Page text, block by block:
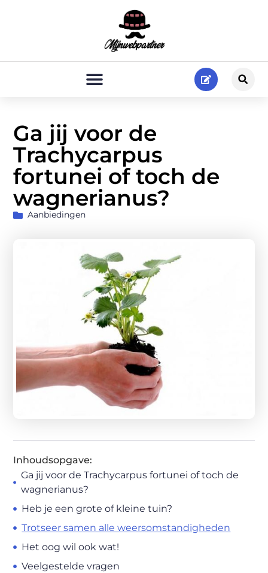
Ga jij voor de
Trachycarpus
fortunei of toch de
wagnerianus?
Aanbiedingen
Inhoudsopgave:
Ga jij voor de Trachycarpus fortunei of toch de
wagnerianus?
Heb je een grote of kleine tuin?
Trotseer samen alle weersomstandigheden
Het oog wil ook wat!
Veelgestelde vragen